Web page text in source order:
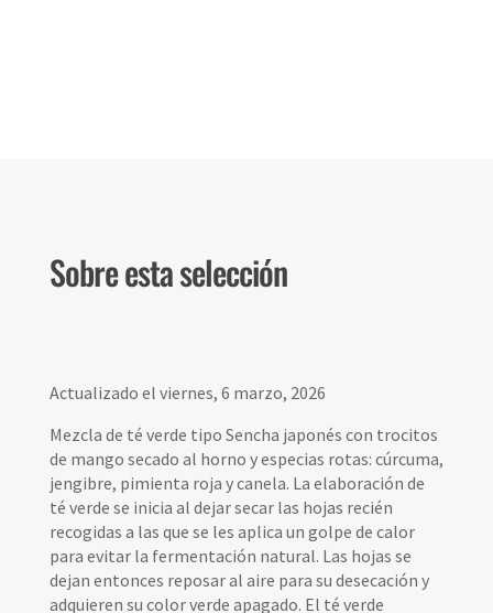
Sobre esta selección
Actualizado el viernes, 6 marzo, 2026
Mezcla de té verde tipo Sencha japonés con trocitos
de mango secado al horno y especias rotas: cúrcuma,
jengibre, pimienta roja y canela. La elaboración de
té verde se inicia al dejar secar las hojas recién
recogidas a las que se les aplica un golpe de calor
para evitar la fermentación natural. Las hojas se
dejan entonces reposar al aire para su desecación y
adquieren su color verde apagado. El té verde